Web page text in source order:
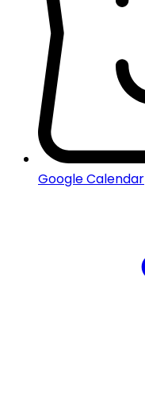
Google Calendar